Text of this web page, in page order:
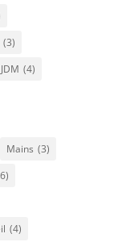
(3)
(4)
Mains (3)
(4)